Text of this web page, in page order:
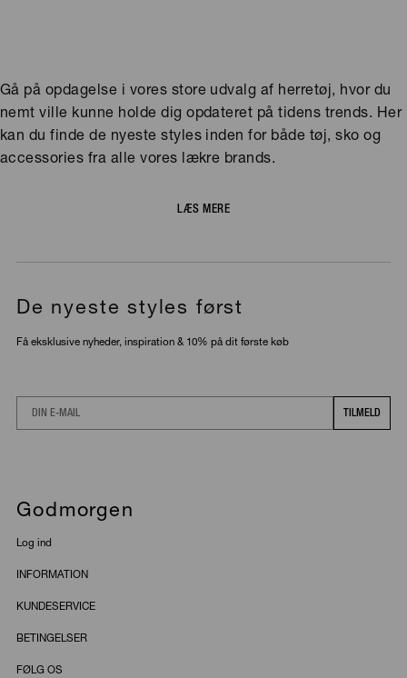
Gå på opdagelse i vores store udvalg af herretøj, hvor du
nemt ville kunne holde dig opdateret på tidens trends. Her
kan du finde de nyeste styles inden for både tøj, sko og
accessories fra alle vores lækre brands.
LÆS MERE
Godmorgen
Log ind
De nyeste styles først
Få eksklusive nyheder, inspiration & 10% på dit første køb
TILMELD
INFORMATION
KUNDESERVICE
BETINGELSER
FØLG OS